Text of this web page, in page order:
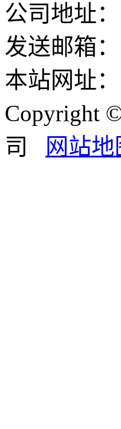
公司地址：
发送邮箱：
本站网址：
Copyright
司
网站地